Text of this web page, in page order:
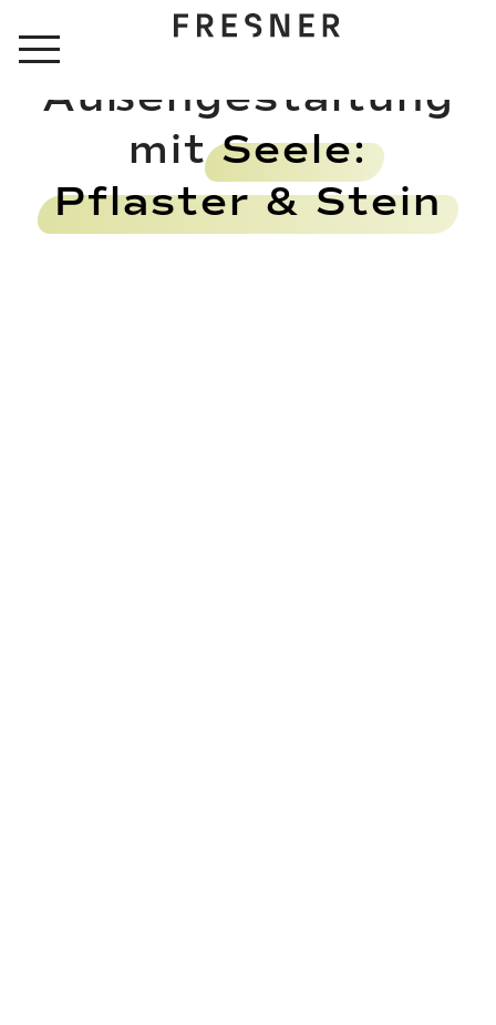
Inhalt
springen
Außengestaltung
mitSeele:
Pflaster & Stein